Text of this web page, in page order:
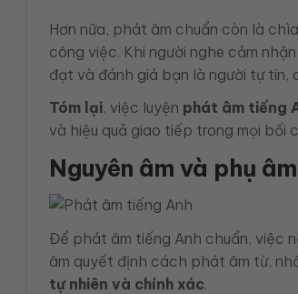
Hơn nữa, phát âm chuẩn còn là
công việc. Khi người nghe cảm
đạt và đánh giá bạn là người tự tin,
Tóm lại, việc luyện phát âm tiếng
và hiệu quả giao tiếp trong mọi bối
Nguyên âm và phụ
Để phát âm tiếng Anh chuẩn, việc
âm quyết định cách phát âm từ,
tự nhiên và chính xác.